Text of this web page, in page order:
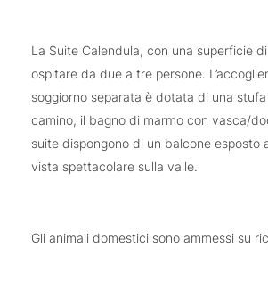
La Suite Calendula, con una superficie
ospitare da due a tre persone.
soggiorno separata è dotata di una
camino, il bagno di marmo con vasca/
suite dispongono di un balcone esposto
vista spettacolare sulla valle.
Gli animali domestici sono ammessi su